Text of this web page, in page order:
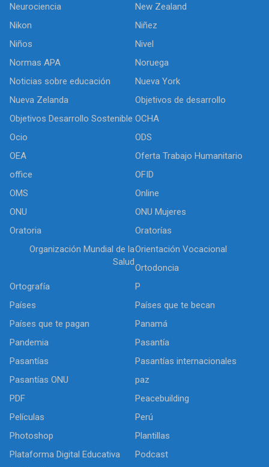
Neurociencia
New Zealand
Nikon
Niñez
Niños
Nivel
Normas APA
Noruega
Noticias sobre educación
Nueva York
Nueva Zelanda
Objetivos de desarrollo
Objetivos Desarrollo Sostenible OCHA
Ocio
ODS
OEA
Oferta Trabajo Humanitario
office
OFID
OMS
Online
ONU
ONU Mujeres
Oratoria
Oratorías
Organización Mundial de la
Salud
Orientación Vocacional
Ortodoncia
Ortografía
P
Países
Países que te becan
Países que te pagan
Panamá
Pandemia
Pasantía
Pasantías
Pasantías internacionales
Pasantías ONU
paz
PDF
Peacebuilding
Películas
Perú
Photoshop
Plantillas
Plataforma Digital Educativa
Podcast